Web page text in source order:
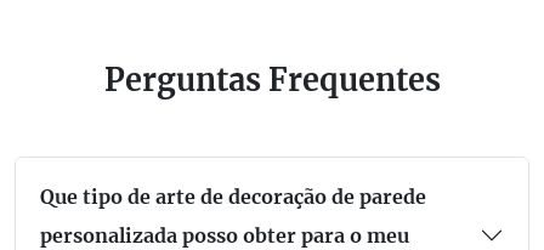
Perguntas Frequentes
Que tipo de arte de decoração de parede
personalizada posso obter para o meu